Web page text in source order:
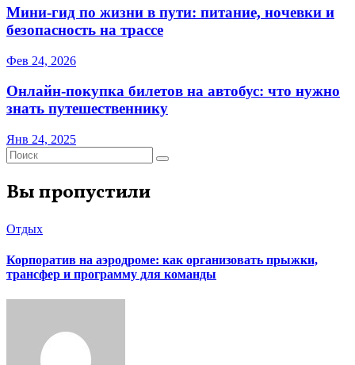
Мини‑гид по жизни в пути: питание, ночевки и
безопасность на трассе
Фев 24, 2026
Онлайн-покупка билетов на автобус: что нужно
знать путешественнику
Янв 24, 2025
Вы пропустили
Отдых
Корпоратив на аэродроме: как организовать прыжки,
трансфер и программу для команды